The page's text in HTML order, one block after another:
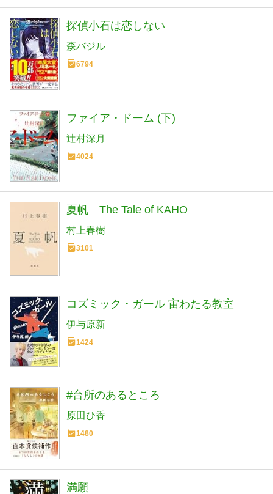
探偵小石は恋しない
森バジル
6794
ファイア・ドーム (下)
辻村深月
4024
夏帆 The Tale of KAHO
村上春樹
3101
コズミック・ガール 宙わたる教室
伊与原新
1424
#台所のあるところ
原田ひ香
1480
満願